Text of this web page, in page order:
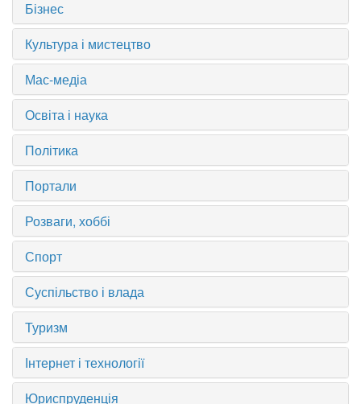
Бізнес
Культура і мистецтво
Мас-медіа
Освіта і наука
Політика
Портали
Розваги, хоббі
Спорт
Суспільство і влада
Туризм
Інтернет і технології
Юриспруденція